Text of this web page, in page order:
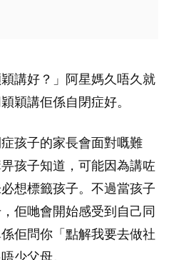
講好？」阿星媽久唔久就
穎講佢係自閉症好。
孩子的家長會面對嘅難
孩子知道，可能因為講咗
想標籤孩子。不過當孩子
佢哋會開始感受到自己同
佢問你「點解我要去做社